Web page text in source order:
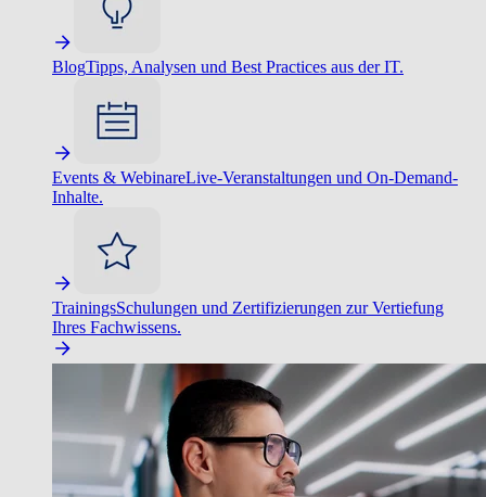
BlogTipps, Analysen und Best Practices aus der IT.
Events & WebinareLive-Veranstaltungen und On-Demand-
Inhalte.
TrainingsSchulungen und Zertifizierungen zur Vertiefung
Ihres Fachwissens.